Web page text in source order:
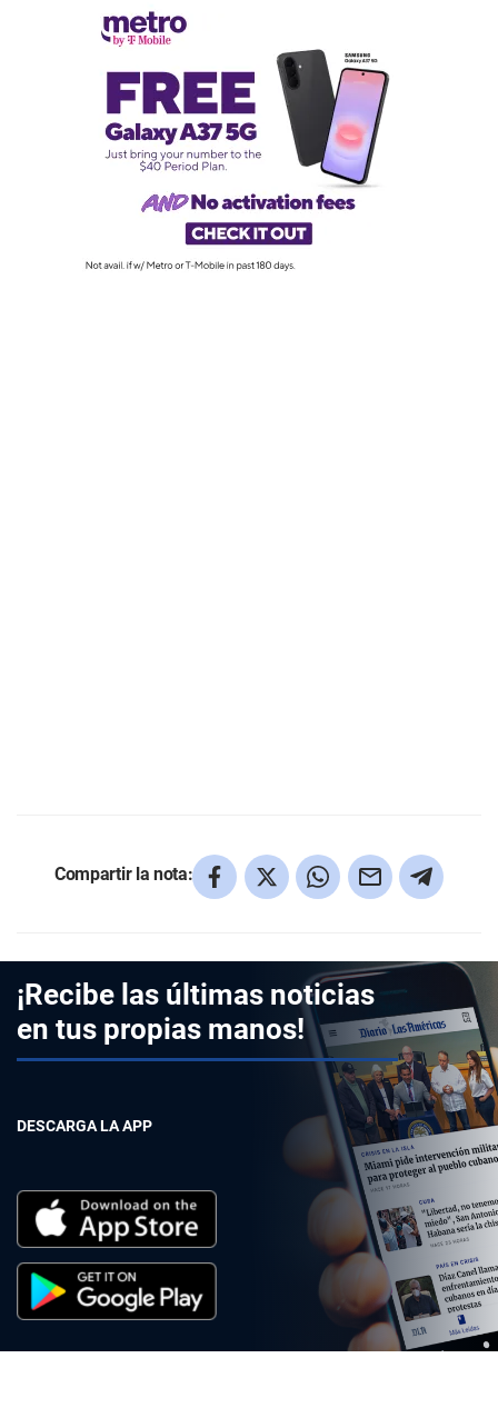
Compartir la nota:
¡Recibe las últimas noticias
en tus propias manos!
DESCARGA LA APP